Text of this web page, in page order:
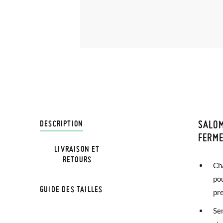
DESCRIPTION
LIVRAISON ET
RETOURS
3,95 €
avant
Si
GUIDE DES TAILLES
a